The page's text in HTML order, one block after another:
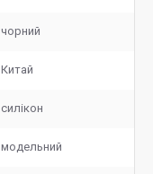
чорний
Китай
силікон
модельний